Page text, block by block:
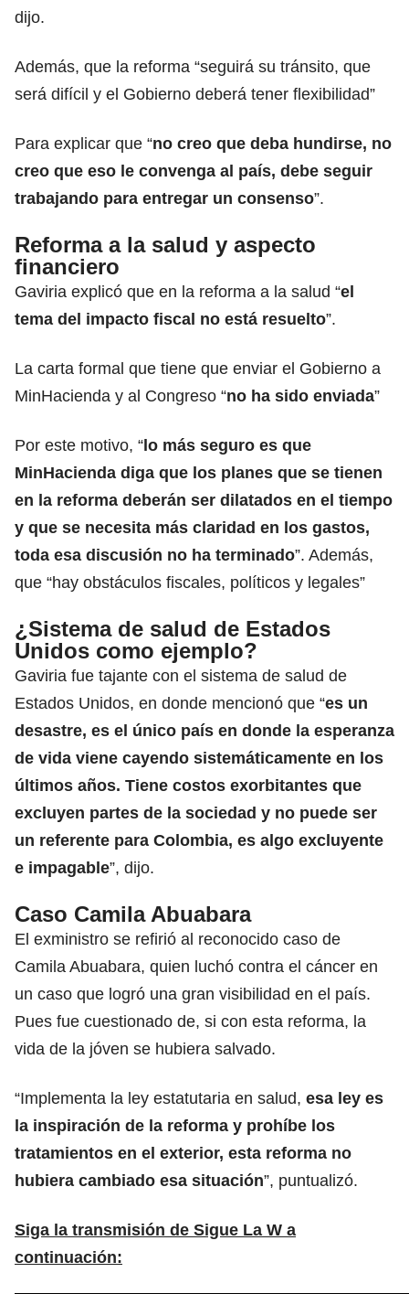
dijo.
Además, que la reforma “seguirá su tránsito, que
será difícil y el Gobierno deberá tener flexibilidad”
Para explicar que “no creo que deba hundirse, no
creo que eso le convenga al país, debe seguir
trabajando para entregar un consenso”.
Reforma a la salud y aspecto
financiero
Gaviria explicó que en la reforma a la salud “el
tema del impacto fiscal no está resuelto”.
La carta formal que tiene que enviar el Gobierno a
MinHacienda y al Congreso “no ha sido enviada”
Por este motivo, “lo más seguro es que
MinHacienda diga que los planes que se tienen
en la reforma deberán ser dilatados en el tiempo
y que se necesita más claridad en los gastos,
toda esa discusión no ha terminado”. Además,
que “hay obstáculos fiscales, políticos y legales”
¿Sistema de salud de Estados
Unidos como ejemplo?
Gaviria fue tajante con el sistema de salud de
Estados Unidos, en donde mencionó que “es un
desastre, es el único país en donde la esperanza
de vida viene cayendo sistemáticamente en los
últimos años. Tiene costos exorbitantes que
excluyen partes de la sociedad y no puede ser
un referente para Colombia, es algo excluyente
e impagable”, dijo.
Caso Camila Abuabara
El exministro se refirió al reconocido caso de
Camila Abuabara, quien luchó contra el cáncer en
un caso que logró una gran visibilidad en el país.
Pues fue cuestionado de, si con esta reforma, la
vida de la jóven se hubiera salvado.
“Implementa la ley estatutaria en salud, esa ley es
la inspiración de la reforma y prohíbe los
tratamientos en el exterior, esta reforma no
hubiera cambiado esa situación”, puntualizó.
Siga la transmisión de Sigue La W a
continuación: